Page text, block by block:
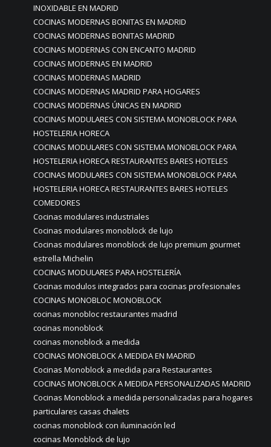
INOXIDABLE EN MADRID
COCINAS MODERNAS BONITAS EN MADRID
COCINAS MODERNAS BONITAS MADRID
COCINAS MODERNAS CON ENCANTO MADRID
COCINAS MODERNAS EN MADRID
COCINAS MODERNAS MADRID
COCINAS MODERNAS MADRID PARA HOGARES
COCINAS MODERNAS ÚNICAS EN MADRID
COCINAS MODULARES CON SISTEMA MONOBLOCK PARA
HOSTELERIA HORECA
COCINAS MODULARES CON SISTEMA MONOBLOCK PARA
HOSTELERIA HORECA RESTAURANTES BARES HOTELES
COCINAS MODULARES CON SISTEMA MONOBLOCK PARA
HOSTELERIA HORECA RESTAURANTES BARES HOTELES
COMEDORES
Cocinas modulares industriales
Cocinas modulares monoblock de lujo
Cocinas modulares monoblock de lujo premium gourmet
estrella Michelin
COCINAS MODULARES PARA HOSTELERÍA
Cocinas modulos integrados para cocinas profesionales
COCINAS MONOBLOC MONOBLOCK
cocinas monobloc restaurantes madrid
cocinas monoblock
cocinas monoblock a medida
COCINAS MONOBLOCK A MEDIDA EN MADRID
Cocinas Monoblock a medida para Restaurantes
COCINAS MONOBLOCK A MEDIDA PERSONALIZADAS MADRID
Cocinas Monoblock a medida personalizadas para hogares
particulares casas chalets
cocinas monoblock con iluminación led
cocinas Monoblock de lujo